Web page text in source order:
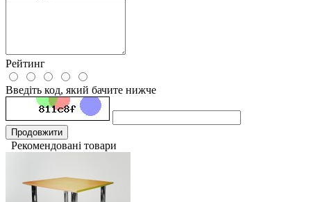
Рейтинг
Введіть код, який бачите нижче
Продовжити
Рекомендовані товари